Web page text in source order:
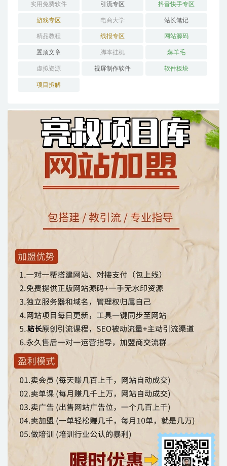
实用免费软件 引流专区 抖音快手专区
游戏专区 电商大学 站长笔记
精品教程 线报专区 网站源码
置顶文章 脚本挂机 薅羊毛
虚拟资源 视屏制作软件 软件板块
项目拆解